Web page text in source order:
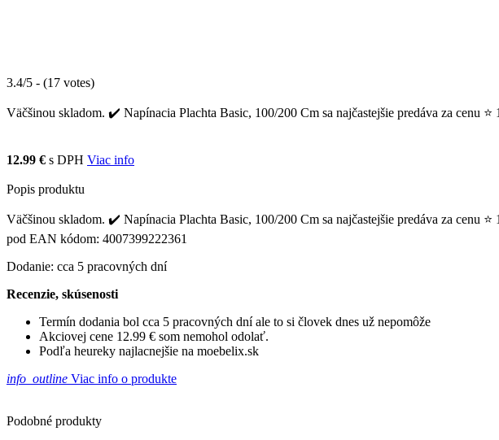
3.4/5 - (17 votes)
Väčšinou skladom. ✔️ Napínacia Plachta Basic, 100/200 Cm sa najčastejšie predáva za cenu
12.99 € s DPH Viac info
Popis produktu
Väčšinou skladom. ✔️ Napínacia Plachta Basic, 100/200 Cm sa najčastejšie predáva za cenu
pod EAN kódom: 4007399222361
Dodanie: cca 5 pracovných dní
Recenzie, skúsenosti
Termín dodania bol cca 5 pracovných dní ale to si človek dnes už nepomôže
Akciovej cene 12.99 € som nemohol odolať.
Podľa heureky najlacnejšie na moebelix.sk
info_outline Viac info o produkte
Podobné produkty